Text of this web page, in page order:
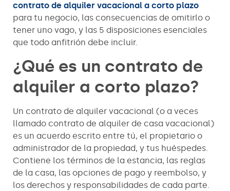
contrato de alquiler vacacional a corto plazo
para tu negocio, las consecuencias de omitirlo o
tener uno vago, y las 5 disposiciones esenciales
que todo anfitrión debe incluir.
¿Qué es un contrato de
alquiler a corto plazo?
Un contrato de alquiler vacacional (o a veces
llamado contrato de alquiler de casa vacacional)
es un acuerdo escrito entre tú, el propietario o
administrador de la propiedad, y tus huéspedes.
Contiene los términos de la estancia, las reglas
de la casa, las opciones de pago y reembolso, y
los derechos y responsabilidades de cada parte.